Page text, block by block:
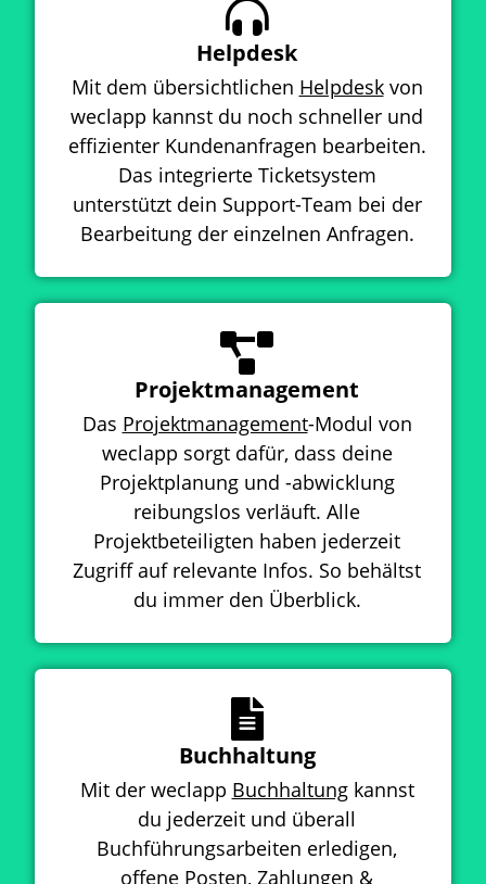
Helpdesk
Mit dem übersichtlichen Helpdeskvon
weclapp kannst du noch schneller und
effizienter Kundenanfragen bearbeiten.
Das integrierte Ticketsystem
unterstützt dein Support-Team bei der
Bearbeitung der einzelnen Anfragen.
Projektmanagement
Das Projektmanagement-Modul von
weclapp sorgt dafür, dass deine
Projektplanung und -abwicklung
reibungslos verläuft. Alle
Projektbeteiligten haben jederzeit
Zugriff auf relevante Infos. So behältst
du immer den Überblick.
Buchhaltung
Mit der weclapp Buchhaltungkannst
du jederzeit und überall
Buchführungsarbeiten erledigen,
offene Posten, Zahlungen &